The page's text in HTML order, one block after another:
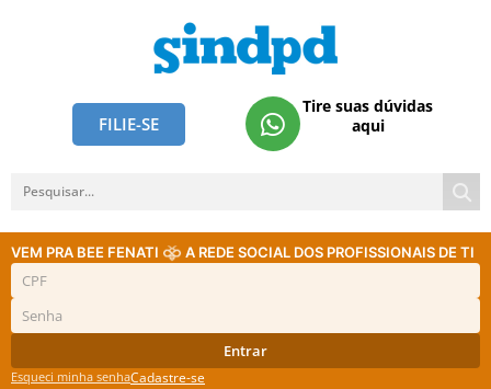
FILIE-SE
Tire suas dúvidas
aqui
VEM PRA BEE FENATI A REDE SOCIAL DOS PROFISSIONAIS DE TI
Entrar
Esqueci minha senhaCadastre-se